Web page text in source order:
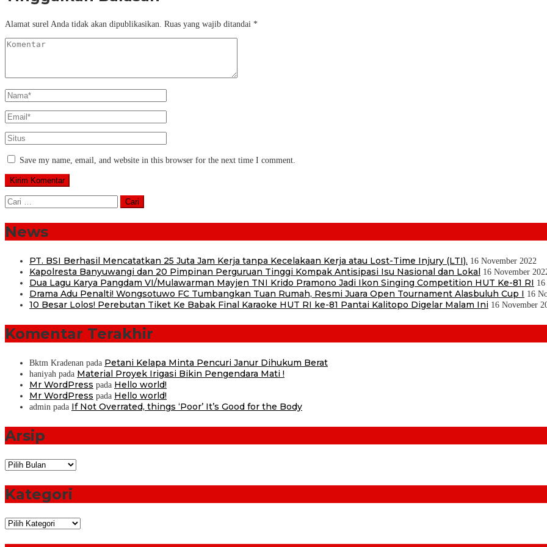
Alamat surel Anda tidak akan dipublikasikan. Ruas yang wajib ditandai *
Save my name, email, and website in this browser for the next time I comment.
Cari
untuk:
News
PT. BSI Berhasil Mencatatkan 25 Juta Jam Kerja tanpa Kecelakaan Kerja atau Lost-Time Injury (LTI). 16 November 2022
Kapolresta Banyuwangi dan 20 Pimpinan Perguruan Tinggi Kompak Antisipasi Isu Nasional dan Lokal 16 November
Dua Lagu Karya Pangdam VI/Mulawarman Mayjen TNI Krido Pramono Jadi Ikon Singing Competition HUT Ke-81 RI
Drama Adu Penalti! Wongsotuwo FC Tumbangkan Tuan Rumah, Resmi Juara Open Tournament Alasbuluh Cup I 16
10 Besar Lolos! Perebutan Tiket Ke Babak Final Karaoke HUT RI ke-81 Pantai Kalitopo Digelar Malam Ini 16 November
Komentar Terakhir
Bktm Kradenan pada Petani Kelapa Minta Pencuri Janur Dihukum Berat
haniyah pada Material Proyek Irigasi Bikin Pengendara Mati !
Mr WordPress pada Hello world!
Mr WordPress pada Hello world!
admin pada If Not Overrated, things ‘Poor’ It’s Good for the Body
Arsip
Arsip
Kategori
Kategori